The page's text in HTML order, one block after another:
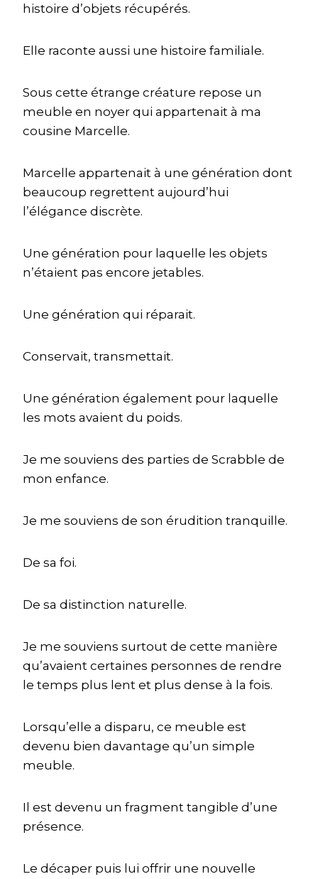
histoire d’objets récupérés.
Elle raconte aussi une histoire familiale.
Sous cette étrange créature repose un
meuble en noyer qui appartenait à ma
cousine Marcelle.
Marcelle appartenait à une génération dont
beaucoup regrettent aujourd’hui
l’élégance discrète.
Une génération pour laquelle les objets
n’étaient pas encore jetables.
Une génération qui réparait.
Conservait, transmettait.
Une génération également pour laquelle
les mots avaient du poids.
Je me souviens des parties de Scrabble de
mon enfance.
Je me souviens de son érudition tranquille.
De sa foi.
De sa distinction naturelle.
Je me souviens surtout de cette manière
qu’avaient certaines personnes de rendre
le temps plus lent et plus dense à la fois.
Lorsqu’elle a disparu, ce meuble est
devenu bien davantage qu’un simple
meuble.
Il est devenu un fragment tangible d’une
présence.
Le décaper puis lui offrir une nouvelle